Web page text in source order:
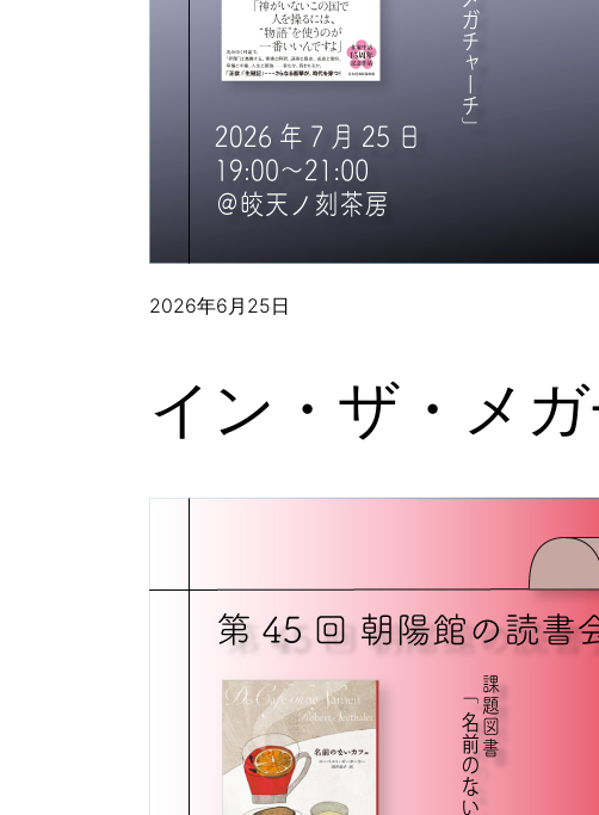
2026年6月25日
イン・ザ・メ